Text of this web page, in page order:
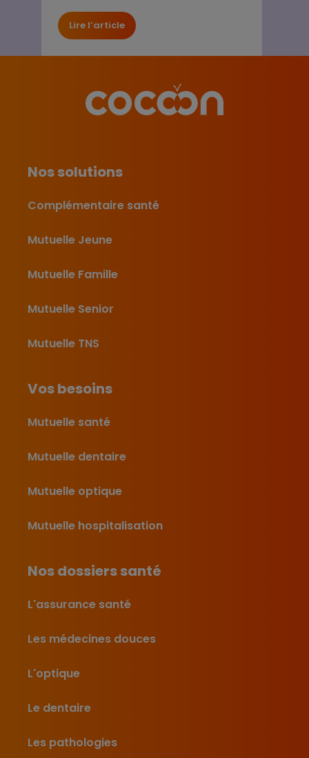
Lire l’article
Nos solutions
Complémentaire santé
Mutuelle Jeune
Mutuelle Famille
Mutuelle Senior
Mutuelle TNS
Vos besoins
Mutuelle santé
Mutuelle dentaire
Mutuelle optique
Mutuelle hospitalisation
Nos dossiers santé
L'assurance santé
Les médecines douces
L'optique
Le dentaire
Les pathologies